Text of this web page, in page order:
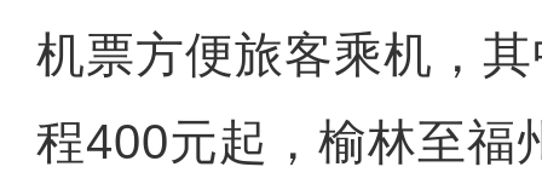
机票方便旅客乘机，
程400元起，榆林至福